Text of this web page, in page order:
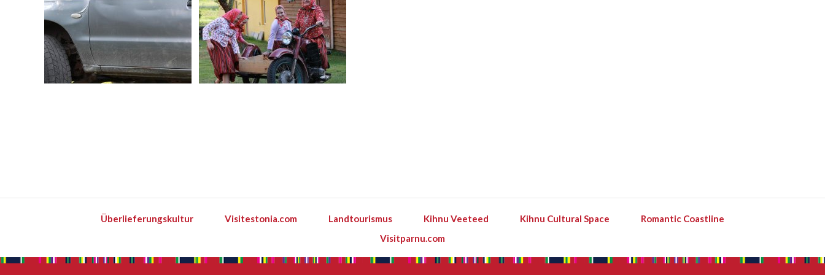
Überlieferungskultur Visitestonia.com Landtourismus Kihnu Veeteed Kihnu Cultural Space
Romantic Coastline
Visitparnu.com